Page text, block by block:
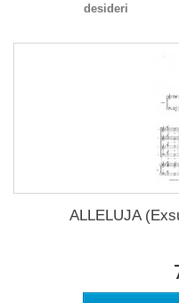
desideri
ALLELUJA